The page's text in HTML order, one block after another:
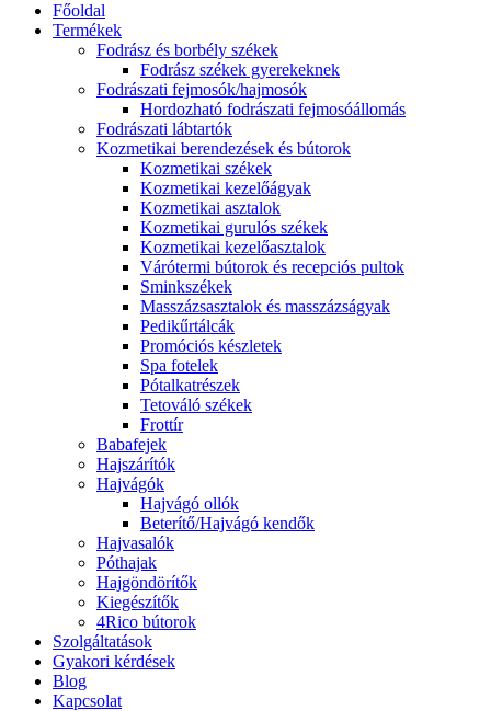
Főoldal
Termékek
Fodrász és borbély székek
Fodrász székek gyerekeknek
Fodrászati fejmosók/hajmosók
Hordozható fodrászati fejmosóállomás
Fodrászati lábtartók
Kozmetikai berendezések és bútorok
Kozmetikai székek
Kozmetikai kezelőágyak
Kozmetikai asztalok
Kozmetikai gurulós székek
Kozmetikai kezelőasztalok
Várótermi bútorok és recepciós pultok
Sminkszékek
Masszázsasztalok és masszázságyak
Pedikűrtálcák
Promóciós készletek
Spa fotelek
Pótalkatrészek
Tetováló székek
Frottír
Babafejek
Hajszárítók
Hajvágók
Hajvágó ollók
Beterítő/Hajvágó kendők
Hajvasalók
Póthajak
Hajgöndörítők
Kiegészítők
4Rico bútorok
Szolgáltatások
Gyakori kérdések
Blog
Kapcsolat